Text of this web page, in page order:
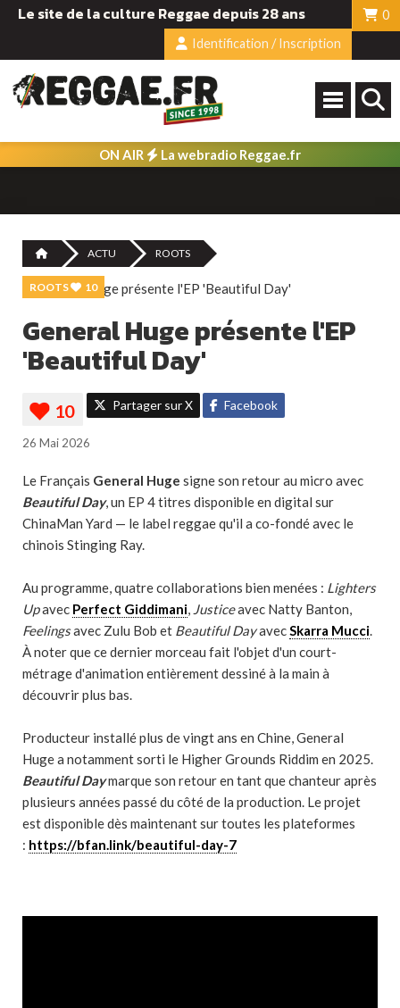
Le site de la culture Reggae depuis 28 ans
0
Identification / Inscription
ON AIR La webradio Reggae.fr
ACTU ROOTS
ROOTS 10
General Huge présente l'EP
'Beautiful Day'
Partager sur X Facebook
26 Mai 2026
Le Français General Huge signe son retour au micro avec
Beautiful Day, un EP 4 titres disponible en digital sur
ChinaMan Yard — le label reggae qu'il a co-fondé avec le
chinois Stinging Ray.
Au programme, quatre collaborations bien menées : Lighters
Upavec Perfect Giddimani, Justiceavec Natty Banton,
Feelingsavec Zulu Bob et Beautiful DayavecSkarra Mucci.
À noter que ce dernier morceau fait l'objet d'un court-
métrage d'animation entièrement dessiné à la main à
découvrir plus bas.
Producteur installé plus de vingt ans en Chine, General
Huge a notamment sorti le Higher Grounds Riddim en 2025.
Beautiful Daymarque son retour en tant que chanteur après
plusieurs années passé du côté de la production. Le projet
est disponible dès maintenant sur toutes les plateformes
: https://bfan.link/beautiful-day-7